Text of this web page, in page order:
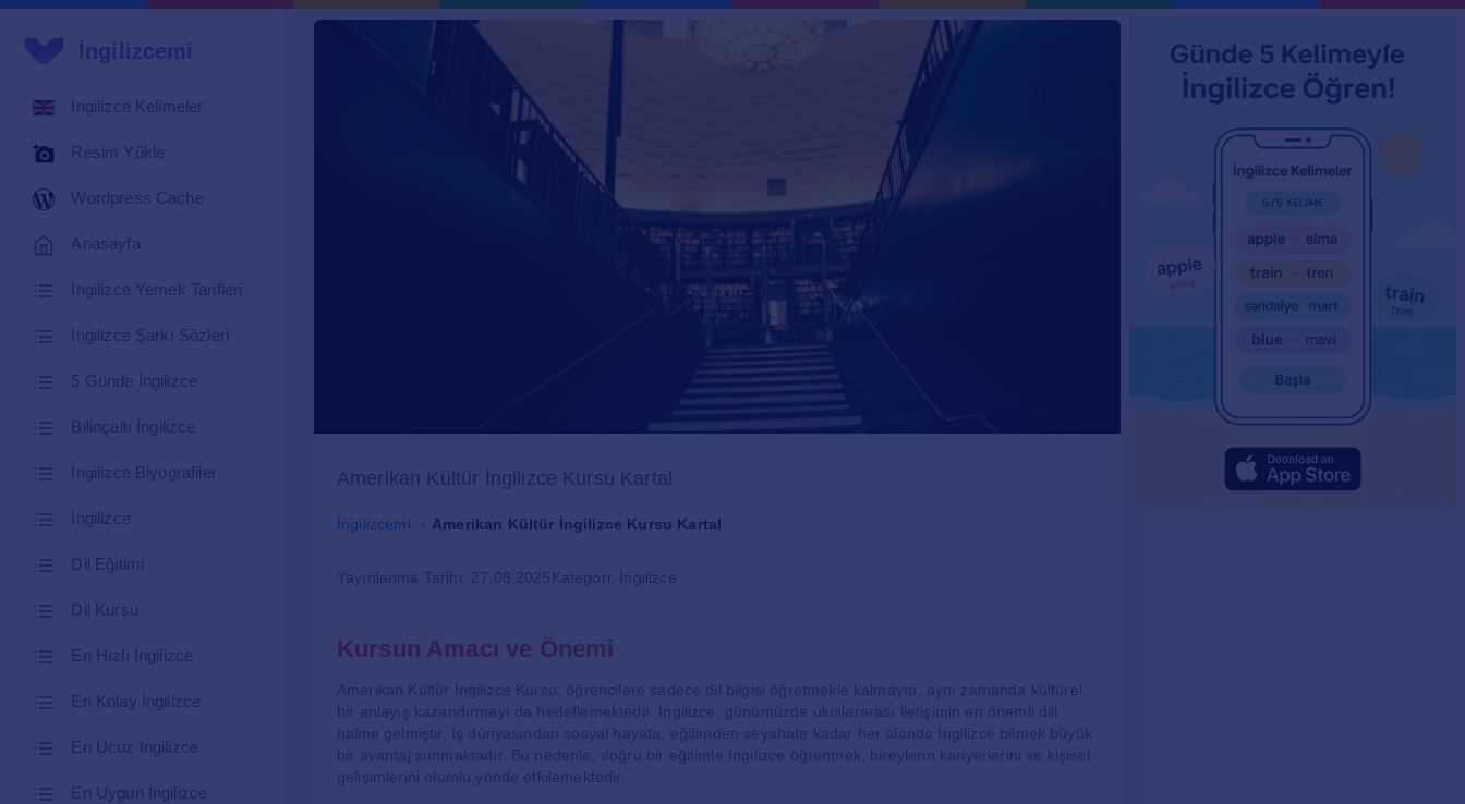
İngilizcemi
İngilizce Kelimeler
Resim Yükle
Wordpress Cache
Anasayfa
İngilizce Yemek Tarifleri
İngilizce Şarkı Sözleri
5 Günde İngilizce
Bilinçaltı İngilizce
İngilizce Biyografiler
İngilizce
Dil Eğitimi
Dil Kursu
En Hızlı İngilizce
En Kolay İngilizce
En Ucuz İngilizce
En Uygun İngilizce
Amerikan Kültür İngilizce Kursu Kartal
İngilizcemi Amerikan Kültür İngilizce Kursu Kartal
Yayınlanma Tarihi: 27.08.2025Kategori: İngilizce
Kursun Amacı ve Önemi
Amerikan Kültür İngilizce Kursu, öğrencilere sadece dil bilgisi öğretmekle kalmayıp, aynı zamanda kültürel
bir anlayış kazandırmayı da hedeflemektedir. İngilizce, günümüzde uluslararası iletişimin en önemli dili
haline gelmiştir. İş dünyasından sosyal hayata, eğitimden seyahate kadar her alanda İngilizce bilmek büyük
bir avantaj sunmaktadır. Bu nedenle, doğru bir eğitimle İngilizce öğrenmek, bireylerin kariyerlerini ve kişisel
gelişimlerini olumlu yönde etkilemektedir.